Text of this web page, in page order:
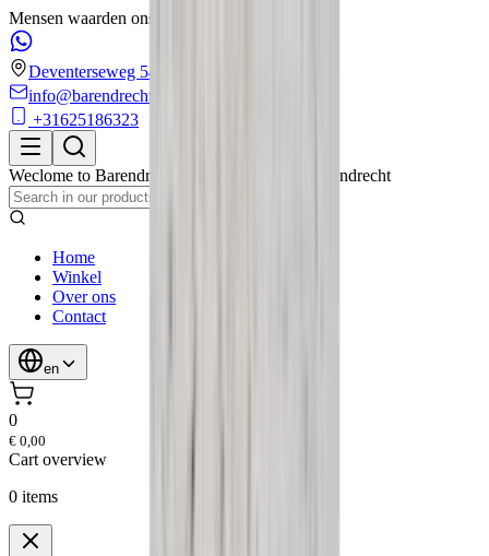
Mensen waarden ons met een 4.6/5 op Google!
Deventerseweg 54
info@barendrechtmobilityservice.nl
+31625186323
Weclome to Barendrecht Mobility Service Barendrecht
Home
Winkel
Over ons
Contact
en
0
€ 0,00
Cart overview
0 items